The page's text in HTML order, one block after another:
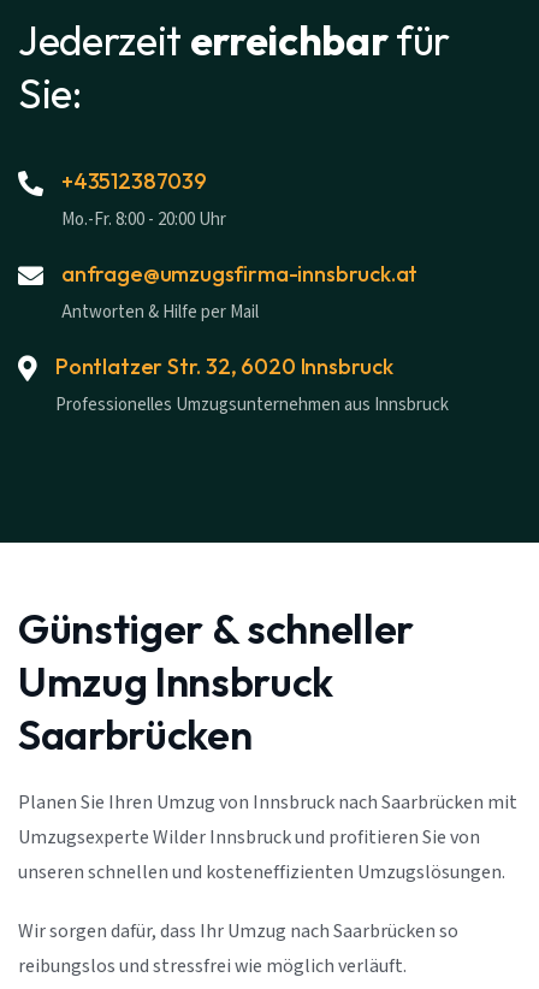
Jederzeit erreichbarfür
Sie:
+43512387039
Mo.-Fr. 8:00 - 20:00 Uhr
anfrage@umzugsfirma-innsbruck.at
Antworten & Hilfe per Mail
Pontlatzer Str. 32, 6020 Innsbruck
Professionelles Umzugsunternehmen aus Innsbruck
Günstiger & schneller
Umzug Innsbruck
Saarbrücken
Planen Sie Ihren Umzug von Innsbruck nach Saarbrücken mit
Umzugsexperte Wilder Innsbruck und profitieren Sie von
unseren schnellen und kosteneffizienten Umzugslösungen.
Wir sorgen dafür, dass Ihr Umzug nach Saarbrücken so
reibungslos und stressfrei wie möglich verläuft.